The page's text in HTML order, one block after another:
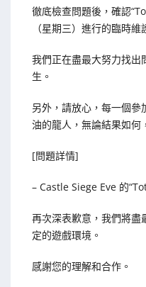
徹底檢查問題後，確認
（星期三）進行的臨時維
我們正在盡最大努力找出
生。
另外，請放心，每一個參
油的龍人，無論結果如何
[問題詳情]
– Castle Siege Eve 的
再次深表歉意，我們將盡
定的遊戲環境。
感謝您的理解和合作。